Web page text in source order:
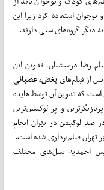
استفاده کرد زیرا این
گروه‌های سنی دارند.
رضا درمیشیان، تدوین این
از فیلم‌هایبغض،عصبانی
که تدوین آن توسط هایده
و پر لوکیشن‌ترین
صد لوکیشن در تهران انجام
فیلم‌برداری شده است.
احمدیه نسل‌های مختلف